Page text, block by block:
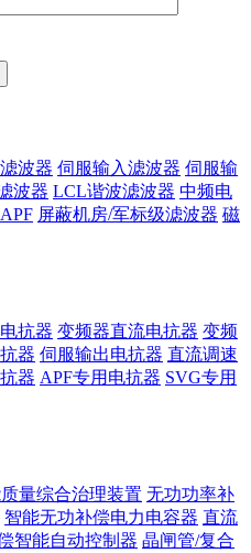
波器 伺服输入滤波器 伺服输
波器 LCL谐波滤波器 中频电
屏蔽机房/军标级滤波器 磁
抗器 变频器直流电抗器 变频
器 伺服输出电抗器 直流调速
器 APF专用电抗器 SVG专用
量综合治理装置 无功功率补
智能无功补偿电力电容器 直流
智能自动控制器 晶闸管/复合